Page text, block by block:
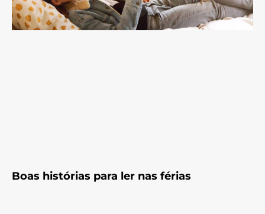
Boas histórias para ler nas férias